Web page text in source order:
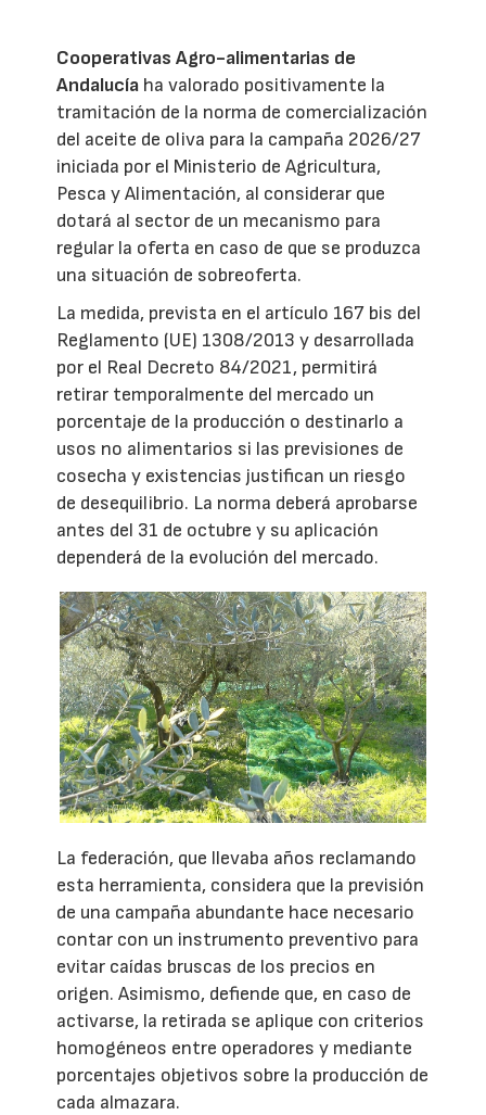
Cooperativas Agro-alimentarias de
Andalucía ha valorado positivamente la
tramitación de la norma de comercialización
del aceite de oliva para la campaña 2026/27
iniciada por el Ministerio de Agricultura,
Pesca y Alimentación, al considerar que
dotará al sector de un mecanismo para
regular la oferta en caso de que se produzca
una situación de sobreoferta.
La medida, prevista en el artículo 167 bis del
Reglamento (UE) 1308/2013 y desarrollada
por el Real Decreto 84/2021, permitirá
retirar temporalmente del mercado un
porcentaje de la producción o destinarlo a
usos no alimentarios si las previsiones de
cosecha y existencias justifican un riesgo
de desequilibrio. La norma deberá aprobarse
antes del 31 de octubre y su aplicación
dependerá de la evolución del mercado.
La federación, que llevaba años reclamando
esta herramienta, considera que la previsión
de una campaña abundante hace necesario
contar con un instrumento preventivo para
evitar caídas bruscas de los precios en
origen. Asimismo, defiende que, en caso de
activarse, la retirada se aplique con criterios
homogéneos entre operadores y mediante
porcentajes objetivos sobre la producción de
cada almazara.